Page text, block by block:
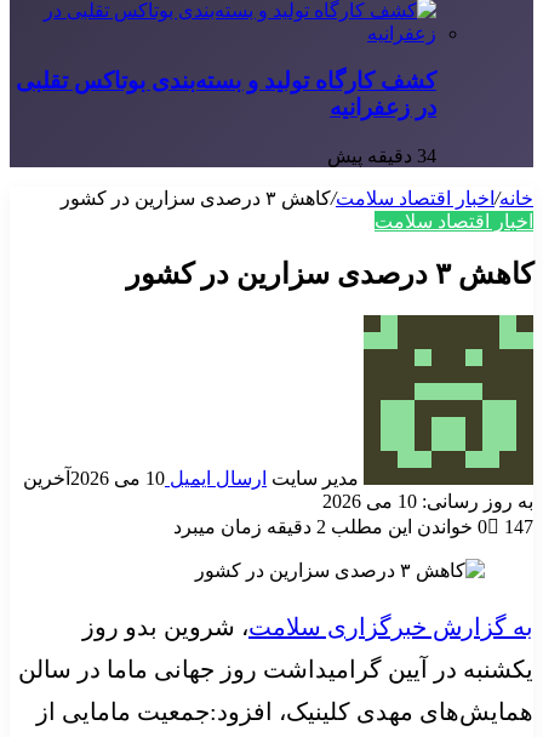
کشف کارگاه تولید و بسته‌بندی بوتاکس تقلبی
در زعفرانیه
34 دقیقه پیش
خانه/ اخبار اقتصاد سلامت/کاهش ۳ درصدی سزارین در کشور
اخبار اقتصاد سلامت
کاهش ۳ درصدی سزارین در کشور
مدیر سایت ارسال ایمیل 10 می 2026
آخرین
به روز رسانی: 10 می 2026
0
147 خواندن این مطلب 2 دقیقه زمان میبرد
به گزارش خبرگزاری سلامت، شروین بدو روز
یکشنبه در آیین گرامیداشت روز جهانی ماما در سالن
همایش‌های مهدی کلینیک، افزود:جمعیت مامایی از